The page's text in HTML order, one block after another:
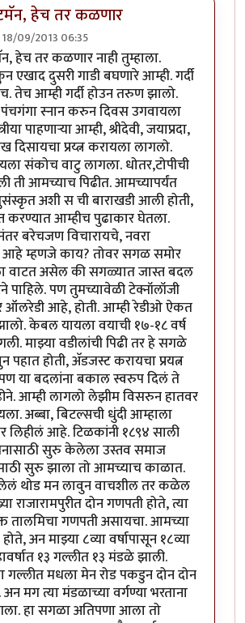
हेच तर कळणार
18/09/2013 06:35
लेख मस्त नॉस्टॅल्जिक. पणbyबॅटमॅन
हेच तर कळणार नाही तुम्हाला.
एखाद दुसरी गाडी बघणारे आम्ही. गर्दी
तेच आम्ही गर्दी होउन तरुण झालो.
पंचगंगा स्नान करुन दिवस उगवायला
पाहणार्‍या आम्ही, श्रीदेवी, जयाप्रदा,
दिसायचा प्रय्त्न करायला लागलो.
संकोच वाटु लागला. धोतर,टोपीची
ती आमच्याच पिढीत. आमच्यापर्यंत
अशी स ची बाराखडी आली होती,
करण्यात आम्हीच पुढाकार घेतला.
बरेचजण विचारायचे, नवरा
आहे म्हणजे काय? तोवर सगळ समोर
वाटत असेल की सगळ्यात जास्त बदल
पाहिले. पण तुमच्यावेळी टेक्नॉलॉजी
ऑलरेडी आहे, होती. आम्ही रेडीओ ऐकत
केबल यायला वयाची १७-१८ वर्ष
माझ्या वडीलांची पिढी तर हे सगळे
पहात होती, अ‍ॅडजस्ट करायचा प्रयत्न
या बदलांना बकाल स्वरुप दिलं ते
आम्ही लागलो लेझीम विसरुन हातवर
अब्बा, बिटल्सची धुंदी आम्हाला
लिहीलं आहे. टिळकांनी १८९४ साली
सुरु केलेला उस्तव समाज
सुरु झाला तो आमच्याच काळात.
थोड मन लावुन वाचशील तर कळेल
राजारामपुरीत दोन गणपती होते, त्या
तालमिचा गणपती असायचा. आमच्या
अन माझ्या ८व्या वर्षापासून १८व्या
१३ गल्लीत १३ मंडळे झाली.
गल्लीत मधला मेन रोड पकडुन दोन दोन
मग त्या मंडळाच्या वर्गण्या भरताना
हा सगळा अतिपणा आला तो